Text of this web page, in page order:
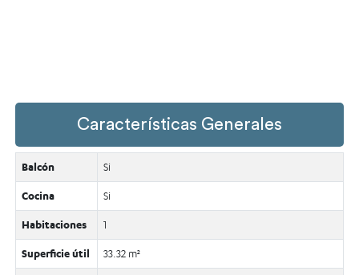
Características Generales
Balcón Si
Cocina Si
Habitaciones 1
Superficie útil 33.32 m²